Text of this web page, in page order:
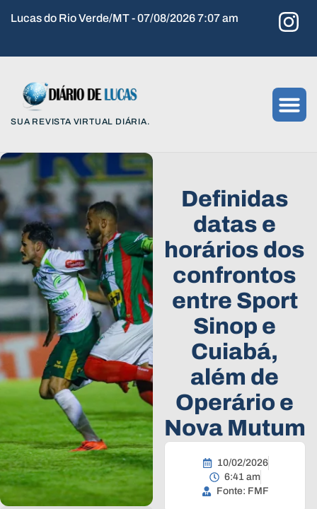
Lucas do Rio Verde/MT - 07/08/2026 7:07 am
SUA REVISTA VIRTUAL DIÁRIA.
Definidas
datas e
horários dos
confrontos
entre Sport
Sinop e
Cuiabá,
além de
Operário e
Nova Mutum
10/02/2026
6:41 am
Fonte: FMF